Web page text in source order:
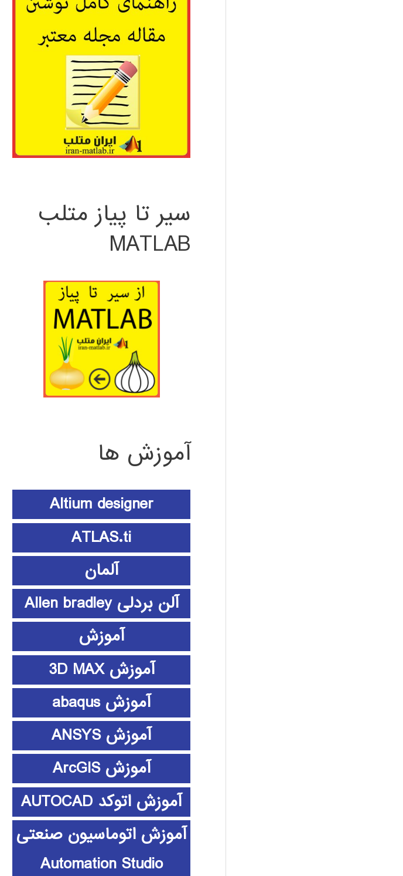
سیر تا پیاز متلب
MATLAB
آموزش ها
Altium designer
ATLAS.ti
آلمان
آلن بردلی Allen bradley
آموزش
آموزش 3D MAX
آموزش abaqus
آموزش ANSYS
آموزش ArcGIS
آموزش اتوکد AUTOCAD
آموزش اتوماسیون صنعتی
Automation Studio